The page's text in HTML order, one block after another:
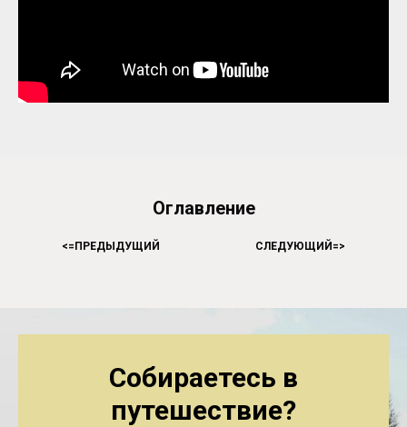
Оглавление
<=ПРЕДЫДУЩИЙ СЛЕДУЮЩИЙ=>
Собираетесь в
путешествие?